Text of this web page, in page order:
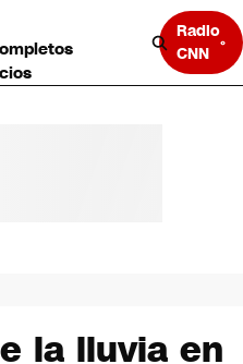
Radio
CNN
la lluvia en